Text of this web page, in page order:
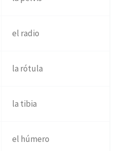
el radio
la rótula
la tibia
el húmero